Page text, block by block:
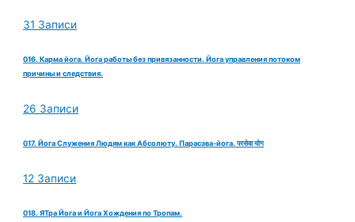
31 Записи
016. Карма йога. Йога работы без привязанности. Йога управления потоком
причины и следствия.
26 Записи
017. Йога Служения Людям как Абсолюту. Парасэва-йога. परसेवा योग
12 Записи
018. ЯТра Йога и Йога Хождения по Тропам.